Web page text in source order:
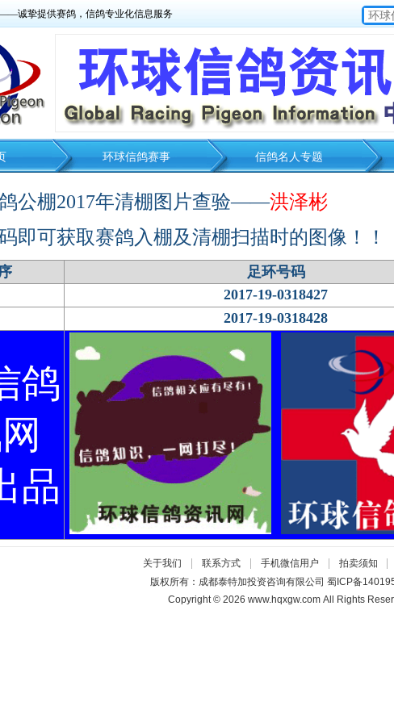
诚挚提供赛鸽，信鸽专业化信息服务
环球信鸽赛事 信鸽名人专题
公棚2017年清棚图片查验——洪泽彬
即可获取赛鸽入棚及清棚扫描时的图像！！
足环号码
2017-19-0318427
2017-19-0318428
鸽
品
关于我们 联系方式| 手机微信用户 拍卖须知
版权所有：成都泰特加投资咨询有限公司 蜀ICP备
Copyright © 2026 www.hqxgw.com All Rights